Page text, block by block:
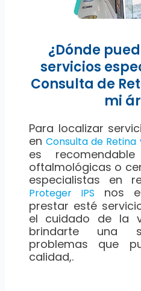
¿Dónde
servicios
Consulta de
mi
Para localizar
en Consulta de
es
oftalmológicas o
especialistas en
Proteger IPS nos
prestar esté
el cuidado de la
brindarte una
problemas que
calidad,.